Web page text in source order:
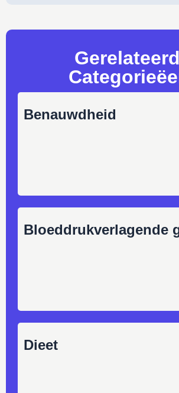
Benauwdheid
Bloeddrukverlagende
Dieet